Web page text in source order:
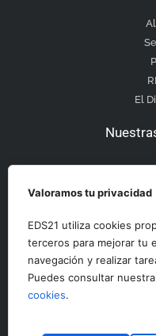
El
Valoramos tu privacidad
EDS21 utiliza cookies
terceros para mejorar tu
navegación y realizar
Puedes consultar nuestra
cookies.